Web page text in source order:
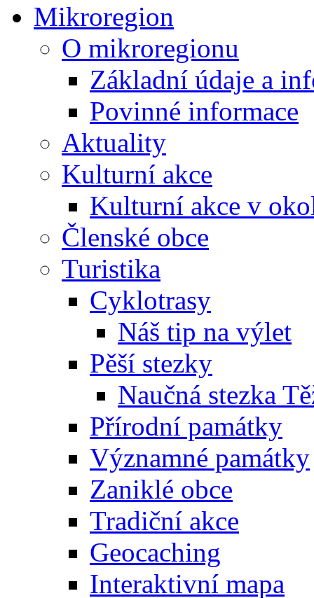
Mikroregion
O mikroregionu
Základní údaje a
Povinné informace
Aktuality
Kulturní akce
Kulturní akce v
Členské obce
Turistika
Cyklotrasy
Náš tip na výlet
Pěší stezky
Naučná stezka
Přírodní památky
Významné památky
Zaniklé obce
Tradiční akce
Geocaching
Interaktivní mapa